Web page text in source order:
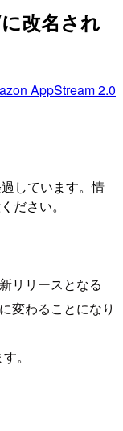
改名され
AppStream 2.0
しています。情
ださい。
リリースとなる
変わることになり
。